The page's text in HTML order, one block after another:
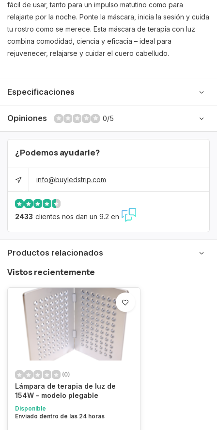
fácil de usar, tanto para un impulso matutino como para
relajarte por la noche. Ponte la máscara, inicia la sesión y cuida
tu rostro como se merece. Esta máscara de terapia con luz
combina comodidad, ciencia y eficacia – ideal para
rejuvenecer, relajarse y cuidar el cuero cabelludo.
Especificaciones
Opiniones 0/5
¿Podemos ayudarle?
info@buyledstrip.com
2433 clientes nos dan un 9.2 en
Productos relacionados
Vistos recientemente
(0)
Lámpara de terapia de luz de
154W – modelo plegable
Disponible
Enviado dentro de las 24 horas